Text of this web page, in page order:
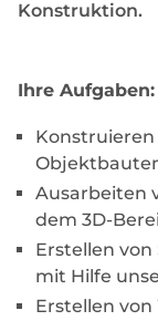
Konstruktion.
Ihre Aufgaben:
Ausarbeiten
dem 3D-
Erstellen
mit Hilfe
Erstellen